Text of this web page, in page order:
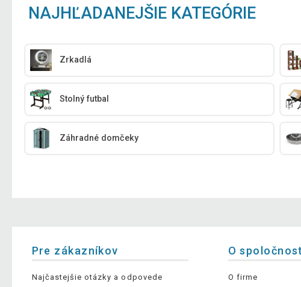
NAJHĽADANEJŠIE KATEGÓRIE
Zrkadlá
Stolný futbal
Záhradné domčeky
Pre zákazníkov
Najčastejšie otázky a odpovede
O
O firme